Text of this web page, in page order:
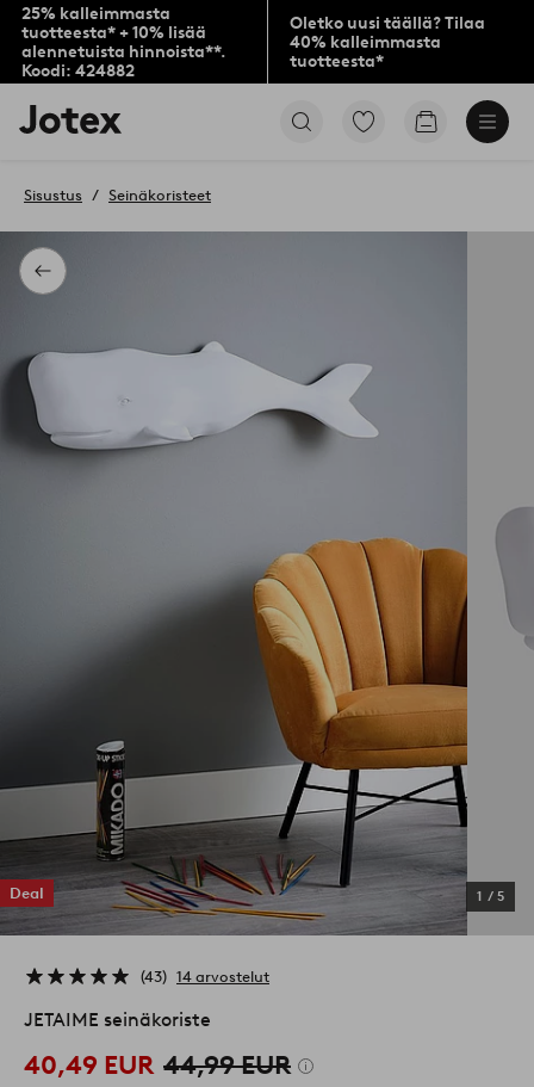
25% kalleimmasta
tuotteesta* + 10% lisää
alennetuista hinnoista**.
Koodi: 424882
Oletko uusi täällä? Tilaa
40% kalleimmasta
tuotteesta*
Jotex-
logo
aloitussivulle
Siirry
Siirry
Takaisin
Sisustus Seinäkoristeet
Deal 1 / 5
43 14 arvostelut
JETAIME seinäkoriste
40,49 EUR 44,99 EUR